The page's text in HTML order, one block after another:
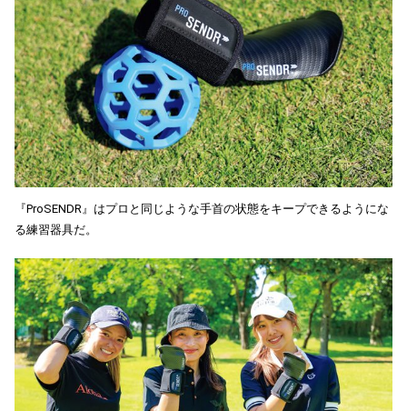
『ProSENDR』はプロと同じような手首の状態をキープできるようにな
る練習器具だ。